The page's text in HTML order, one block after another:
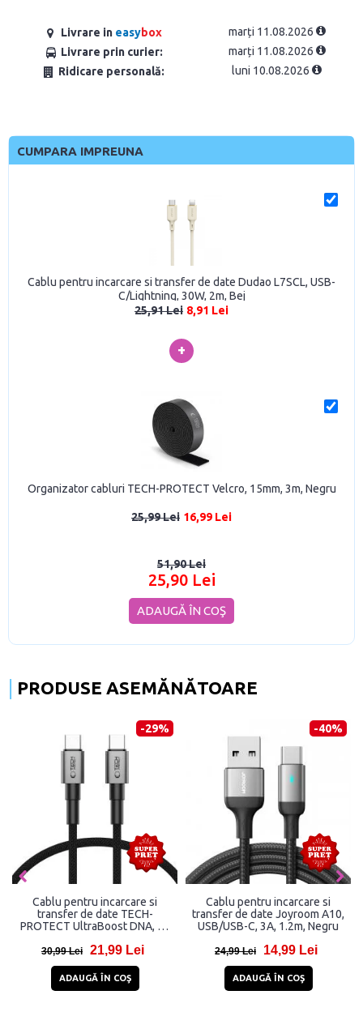
Livrare in easybox
marți 11.08.2026
Livrare prin curier:
marți 11.08.2026
Ridicare personală:
luni 10.08.2026
CUMPARA IMPREUNA
Cablu pentru incarcare si transfer de date Dudao L7SCL, USB-
C/Lightning, 30W, 2m, Bej
25,91 Lei 8,91 Lei
+
Organizator cabluri TECH-PROTECT Velcro, 15mm, 3m, Negru
25,99 Lei 16,99 Lei
51,90 Lei
25,90 Lei
ADAUGĂ ÎN COŞ
PRODUSE ASEMĂNĂTOARE
-29%
Cablu pentru incarcare si
transfer de date TECH-
PROTECT UltraBoost DNA, 2x
30,99 Lei 21,99 Lei
ADAUGĂ ÎN COŞ
-40%
Cablu pentru incarcare si
transfer de date Joyroom A10,
USB/USB-C, 3A, 1.2m, Negru
24,99 Lei 14,99 Lei
ADAUGĂ ÎN COŞ